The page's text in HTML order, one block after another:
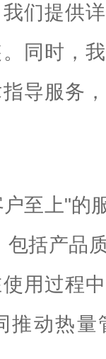
们提供
同时，
导服务
至上"的
包括产品
用过程
推动热